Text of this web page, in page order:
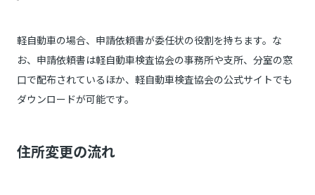
軽自動車の場合、申請依頼書が委任状の役割を持ちます。な
お、申請依頼書は軽自動車検査協会の事務所や支所、分室の窓
口で配布されているほか、軽自動車検査協会の公式サイトでも
ダウンロードが可能です。
住所変更の流れ